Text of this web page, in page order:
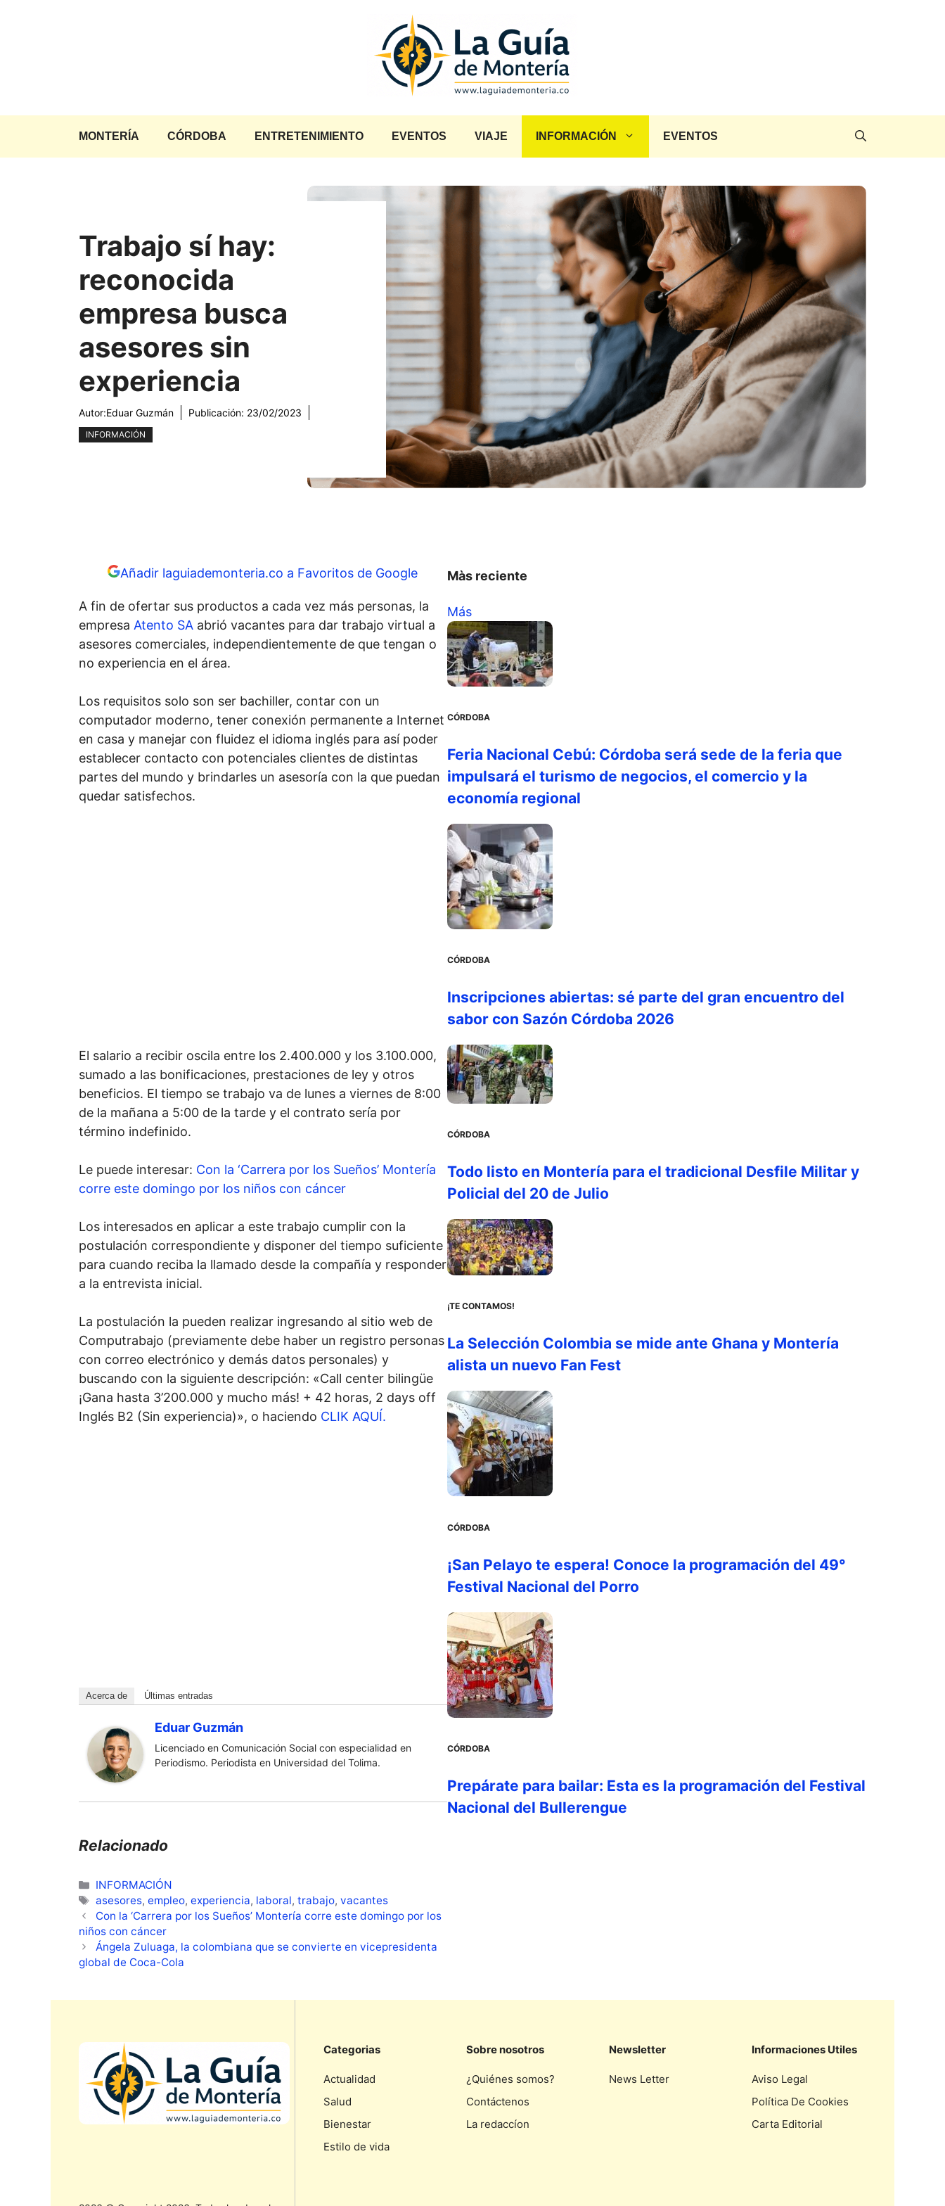
MONTERÍA CÓRDOBA ENTRETENIMIENTO EVENTOS VIAJE INFORMACIÓN EVENTOS
Trabajo sí hay:
reconocida
empresa busca
asesores sin
experiencia
Autor:Eduar Guzmán Publicación: 23/02/2023
INFORMACIÓN
Añadir laguiademonteria.co a Favoritos de Google
A fin de ofertar sus productos a cada vez más personas, la
empresa Atento SA abrió vacantes para dar trabajo virtual a
asesores comerciales, independientemente de que tengan o
no experiencia en el área.
Los requisitos solo son ser bachiller, contar con un
computador moderno, tener conexión permanente a Internet
en casa y manejar con fluidez el idioma inglés para así poder
establecer contacto con potenciales clientes de distintas
partes del mundo y brindarles un asesoría con la que puedan
quedar satisfechos.
El salario a recibir oscila entre los 2.400.000 y los 3.100.000,
sumado a las bonificaciones, prestaciones de ley y otros
beneficios. El tiempo se trabajo va de lunes a viernes de 8:00
de la mañana a 5:00 de la tarde y el contrato sería por
término indefinido.
Le puede interesar: Con la ‘Carrera por los Sueños’ Montería
corre este domingo por los niños con cáncer
Los interesados en aplicar a este trabajo cumplir con la
postulación correspondiente y disponer del tiempo suficiente
para cuando reciba la llamado desde la compañía y responder
a la entrevista inicial.
La postulación la pueden realizar ingresando al sitio web de
Computrabajo (previamente debe haber un registro personas
con correo electrónico y demás datos personales) y
buscando con la siguiente descripción: «Call center bilingüe
¡Gana hasta 3’200.000 y mucho más! + 42 horas, 2 days off
Inglés B2 (Sin experiencia)», o haciendo CLIK AQUÍ.
Acerca de Últimas entradas
Eduar Guzmán
Licenciado en Comunicación Social con especialidad en
Periodismo. Periodista en Universidad del Tolima.
Relacionado
Categorías
INFORMACIÓN
Etiquetas
asesores,empleo,experiencia, laboral,trabajo,vacantes
Con la ‘Carrera por los Sueños’ Montería corre este domingo por los
niños con cáncer
Ángela Zuluaga, la colombiana que se convierte en vicepresidenta
global de Coca-Cola
Màs reciente
Más
CÓRDOBA
Feria Nacional Cebú: Córdoba será sede de la feria que
impulsará el turismo de negocios, el comercio y la
economía regional
CÓRDOBA
Inscripciones abiertas: sé parte del gran encuentro del
sabor con Sazón Córdoba 2026
CÓRDOBA
Todo listo en Montería para el tradicional Desfile Militar y
Policial del 20 de Julio
¡TE CONTAMOS!
La Selección Colombia se mide ante Ghana y Montería
alista un nuevo Fan Fest
CÓRDOBA
¡San Pelayo te espera! Conoce la programación del 49°
Festival Nacional del Porro
CÓRDOBA
Prepárate para bailar: Esta es la programación del Festival
Nacional del Bullerengue
Categorias
Actualidad
Salud
Bienestar
Estilo de vida
Sobre nosotros
¿Quiénes somos?
Contáctenos
La redaccíon
Newsletter
News Letter
Informaciones Utiles
Aviso Legal
Política De Cookies
Carta Editorial